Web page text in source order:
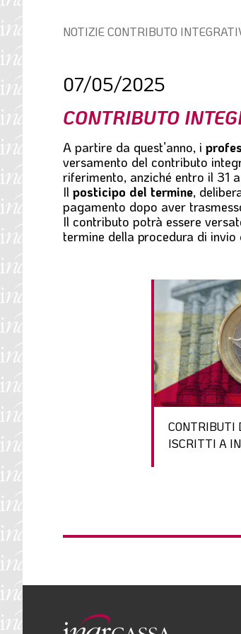
e
Percorso
NOTIZIECONTRIBUTO
07/05/2025
CONTRIBUTO
A partire da quest’anno, i
versamento del contributo
riferimento, anziché entro il 31
Il posticipo del termine,
pagamento dopo aver
Il contributo potrà essere
termine della procedura di invio
CONTRIBUTI
ISCRITTI A